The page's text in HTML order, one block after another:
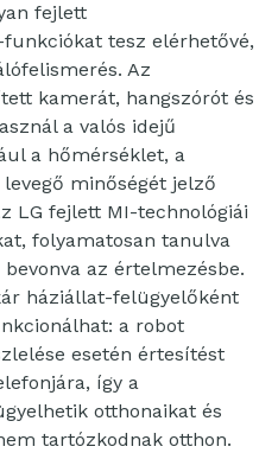
fejlett
tesz elérhetővé,
Az
kamerát, hangszórót és
a valós idejű
a hőmérséklet, a
minőségét jelző
LG fejlett MI-technológiái
folyamatosan tanulva
az értelmezésbe.
háziállat-felügyelőként
a robot
esetén értesítést
így a
otthonaikat és
tartózkodnak otthon.